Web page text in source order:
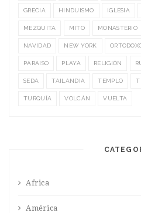
GRECIA HINDUISMO IGLESIA
MEZQUITA MITO MONASTERIO
NAVIDAD NEW YORK
PARAISO PLAYA RELIGIÓN
SEDA TAILANDIA TEMPLO
TURQUÍA VOLCÁN VUELTA
Africa
América